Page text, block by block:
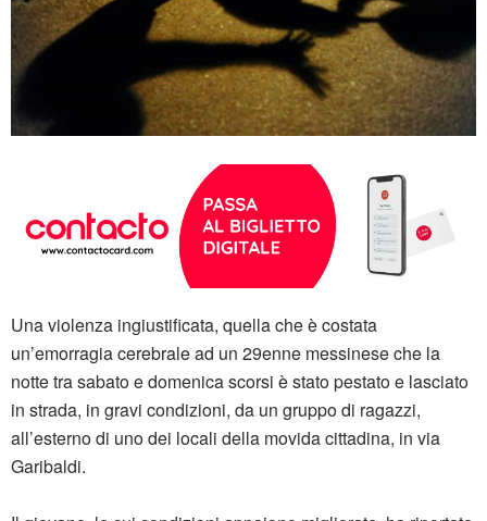
Una violenza ingiustificata, quella che è costata
un’emorragia cerebrale ad un 29enne messinese che la
notte tra sabato e domenica scorsi è stato pestato e lasciato
in strada, in gravi condizioni, da un gruppo di ragazzi,
all’esterno di uno dei locali della movida cittadina, in via
Garibaldi.